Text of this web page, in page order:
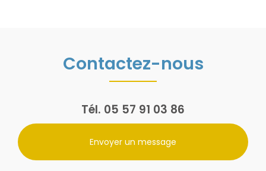
Contactez-nous
Tél. 05 57 91 03 86
Envoyer un message